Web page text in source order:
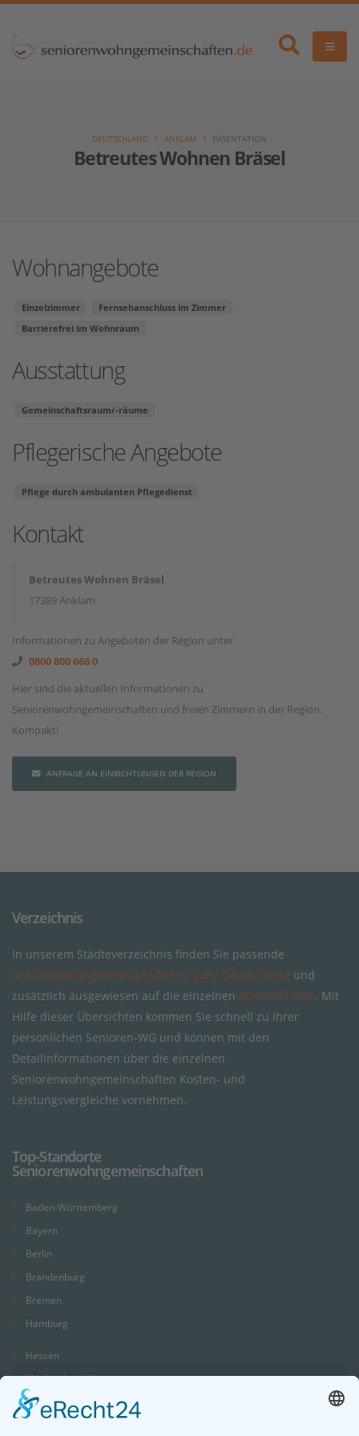
Betreutes Wohnen Bräsel
DEUTSCHLAND ANKLAM PÄSENTATION
Wohnangebote
Einzelzimmer
Fernsehanschluss im Zimmer
Barrierefrei im Wohnraum
Ausstattung
Gemeinschaftsraum/-räume
Pflegerische Angebote
Pflege durch ambulanten Pflegedienst
Kontakt
Betreutes Wohnen Bräsel
17389 Anklam
Informationen zu Angeboten der Region unter
0800 800 666 0
Hier sind die aktuellen Informationen zu
Seniorenwohngemeinschaften und freien Zimmern in der Region.
Kompakt!
ANFRAGE AN EINRICHTUNGEN DER REGION
Verzeichnis
In unserem Städteverzeichnis finden Sie passende
Seniorenwohngemeinschaften in ganz Deutschland und
zusätzlich ausgewiesen auf die einzelnen Bundesländer. Mit
Hilfe dieser Übersichten kommen Sie schnell zu Ihrer
persönlichen Senioren-WG und können mit den
Detailinformationen über die einzelnen
Seniorenwohngemeinschaften Kosten- und
Leistungsvergleiche vornehmen.
Top-Standorte
Seniorenwohngemeinschaften
Baden-Württemberg
Bayern
Berlin
Brandenburg
Bremen
Hamburg
Hessen
Mecklenburg-Vorpommern
Niedersachsen